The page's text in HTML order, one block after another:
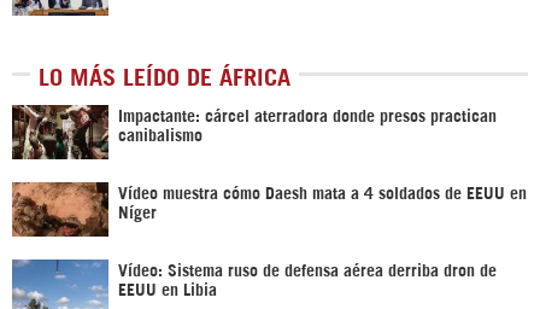
LO MÁS LEÍDO DE ÁFRICA
Impactante: cárcel aterradora donde presos practican
canibalismo
Vídeo muestra cómo Daesh mata a 4 soldados de EEUU en
Níger
Vídeo: Sistema ruso de defensa aérea derriba dron de
EEUU en Libia